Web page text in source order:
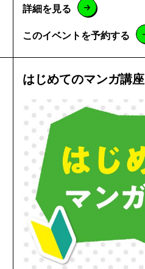
詳細を見る
このイベントを予約する
はじめてのマンガ講座